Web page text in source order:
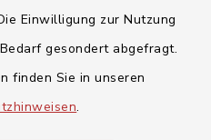
Einwilligung zur Nutzung
gesondert abgefragt.
finden Sie in unseren
.